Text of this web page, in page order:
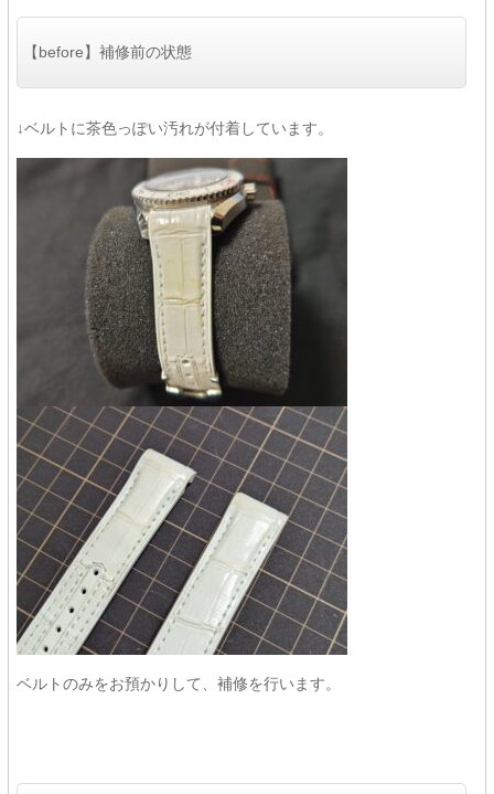
【before】補修前の状態
↓ベルトに茶色っぽい汚れが付着しています。
ベルトのみをお預かりして、補修を行います。